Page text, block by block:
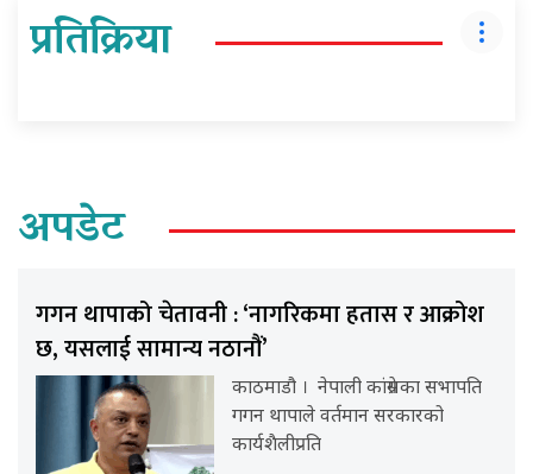
प्रतिक्रिया
अपडेट
गगन थापाको चेतावनी : ‘नागरिकमा हतास र आक्रोश
छ, यसलाई सामान्य नठानौं’
काठमाडौ । नेपाली कांग्रेसका सभापति
गगन थापाले वर्तमान सरकारको
कार्यशैलीप्रति